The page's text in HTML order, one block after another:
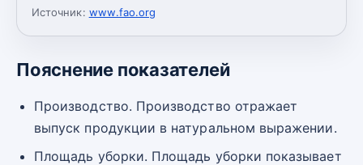
Источник: www.fao.org
Пояснение показателей
Производство. Производство отражает
выпуск продукции в натуральном выражении.
Площадь уборки. Площадь уборки показывает